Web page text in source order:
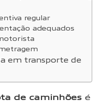
regular
adequados
em transporte de
de caminhões é